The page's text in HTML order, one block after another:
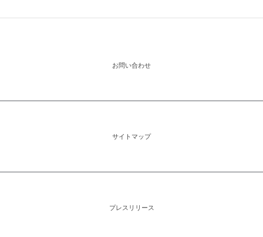
お問い合わせ
サイトマップ
プレスリリース